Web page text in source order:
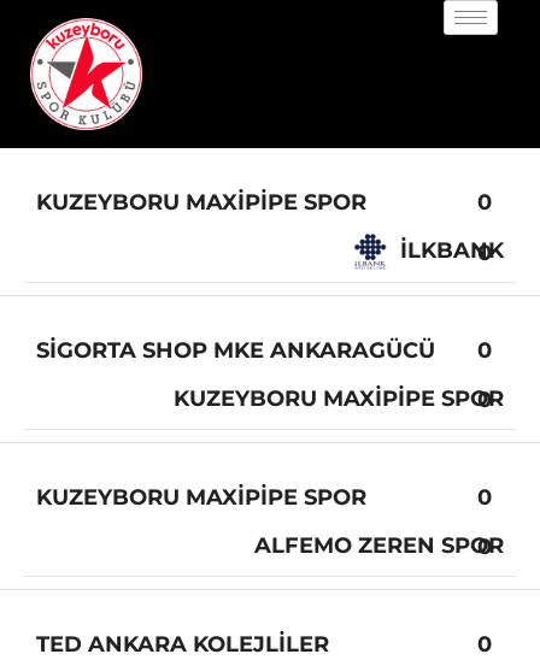
KUZEYBORU MAXIPIPE SPOR
0
İLKBANK
0
SIGORTA SHOP MKE ANKARAGÜCÜ
0
KUZEYBORU MAXIPIPE SPOR
0
KUZEYBORU MAXIPIPE SPOR
0
ALFEMO ZEREN SPOR
0
TED ANKARA KOLEJLILER
0